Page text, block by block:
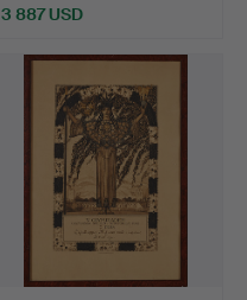
3 887 USD